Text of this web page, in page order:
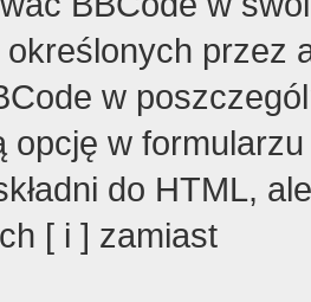
przez
w
opcję w
do HTML,
[ i ] zamiast